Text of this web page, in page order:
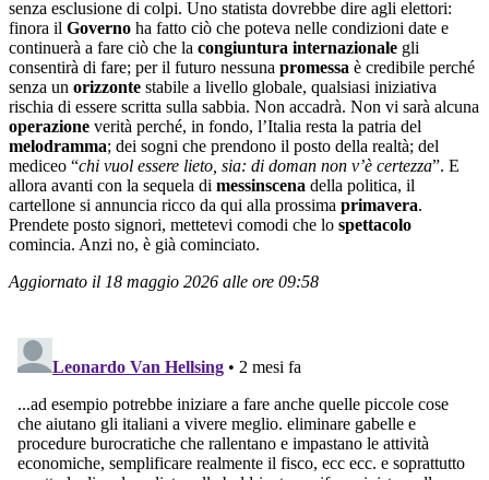
senza esclusione di colpi. Uno statista dovrebbe dire agli elettori:
finora il Governo ha fatto ciò che poteva nelle condizioni date e
continuerà a fare ciò che la congiuntura internazionale gli
consentirà di fare; per il futuro nessuna promessa è credibile perché
senza un orizzonte stabile a livello globale, qualsiasi iniziativa
rischia di essere scritta sulla sabbia. Non accadrà. Non vi sarà alcuna
operazione verità perché, in fondo, l’Italia resta la patria del
melodramma; dei sogni che prendono il posto della realtà; del
mediceo “chi vuol essere lieto, sia: di doman non v’è certezza”. E
allora avanti con la sequela di messinscena della politica, il
cartellone si annuncia ricco da qui alla prossima primavera.
Prendete posto signori, mettetevi comodi che lo spettacolo
comincia. Anzi no, è già cominciato.
Aggiornato il 18 maggio 2026 alle ore 09:58